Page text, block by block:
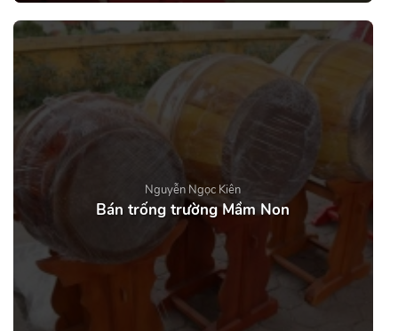
Nguyễn Ngọc Kiên
Bán trống trường Mầm Non